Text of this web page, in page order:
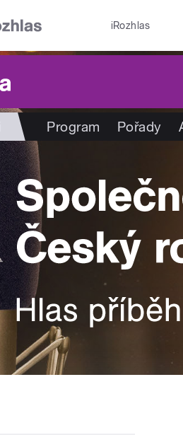
iRozhlas
Program Pořady